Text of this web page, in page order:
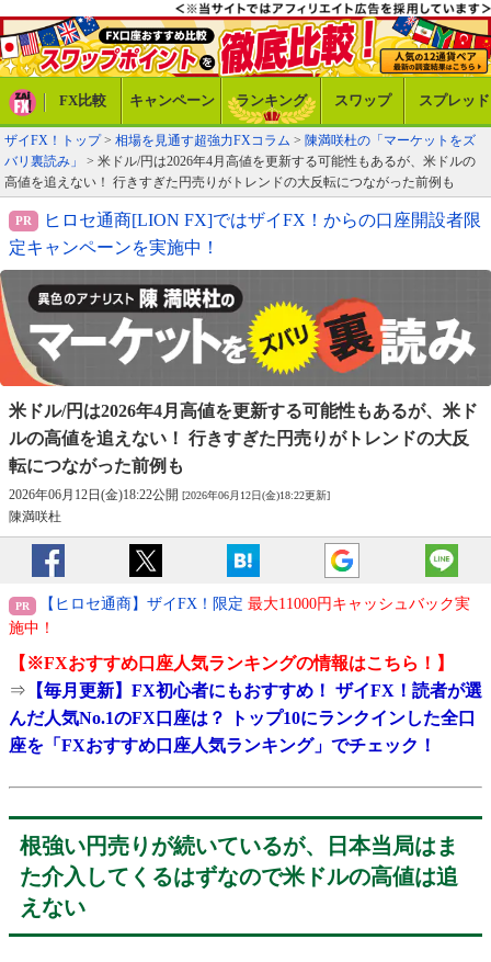
FX比較 キャンペーン ランキング スワップ スプレッド
ザイFX！トップ> 相場を見通す超強力FXコラム > 陳満咲杜の「マーケットをズ
バリ裏読み」
> 米ドル/円は2026年4月高値を更新する可能性もあるが、米ドルの
高値を追えない！ 行きすぎた円売りがトレンドの大反転につながった前例も
ヒロセ通商[LION FX]ではザイFX！からの口座開設者限
定キャンペーンを実施中！
米ドル/円は2026年4月高値を更新する可能性もあるが、 米ド
ルの高値を追えない！ 行きすぎた円売りがトレンドの大反
転につながった前例も
2026年06月12日(金)18:22公開 [2026年06月12日(金)18:22更新]
陳満咲杜
【ヒロセ通商】ザイFX！限定 最大11000円キャッシュバック実
施中！
【※FXおすすめ口座人気ランキングの情報はこちら！】
⇒ 【毎月更新】FX初心者にもおすすめ！ ザイFX！読者が選
んだ人気No.1のFX口座は？ トップ10にランクインした全口
座を「FXおすすめ口座人気ランキング」でチェック！
根強い円売りが続いているが、日本当局はま
た介入してくるはずなので米ドルの高値は追
えない